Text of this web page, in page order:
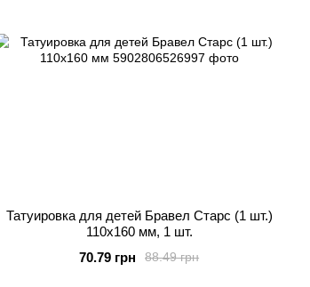
Татуировка для детей Бравел Старс (1 шт.)
110х160 мм, 1 шт.
88.49 грн
70.79 грн